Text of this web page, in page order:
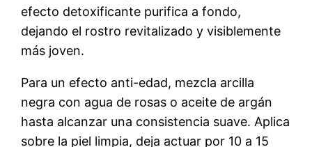
efecto detoxificante purifica a fondo,
dejando el rostro revitalizado y visiblemente
más joven.
Para un efecto anti-edad, mezcla arcilla
negra con agua de rosas o aceite de argán
hasta alcanzar una consistencia suave. Aplica
sobre la piel limpia, deja actuar por 10 a 15